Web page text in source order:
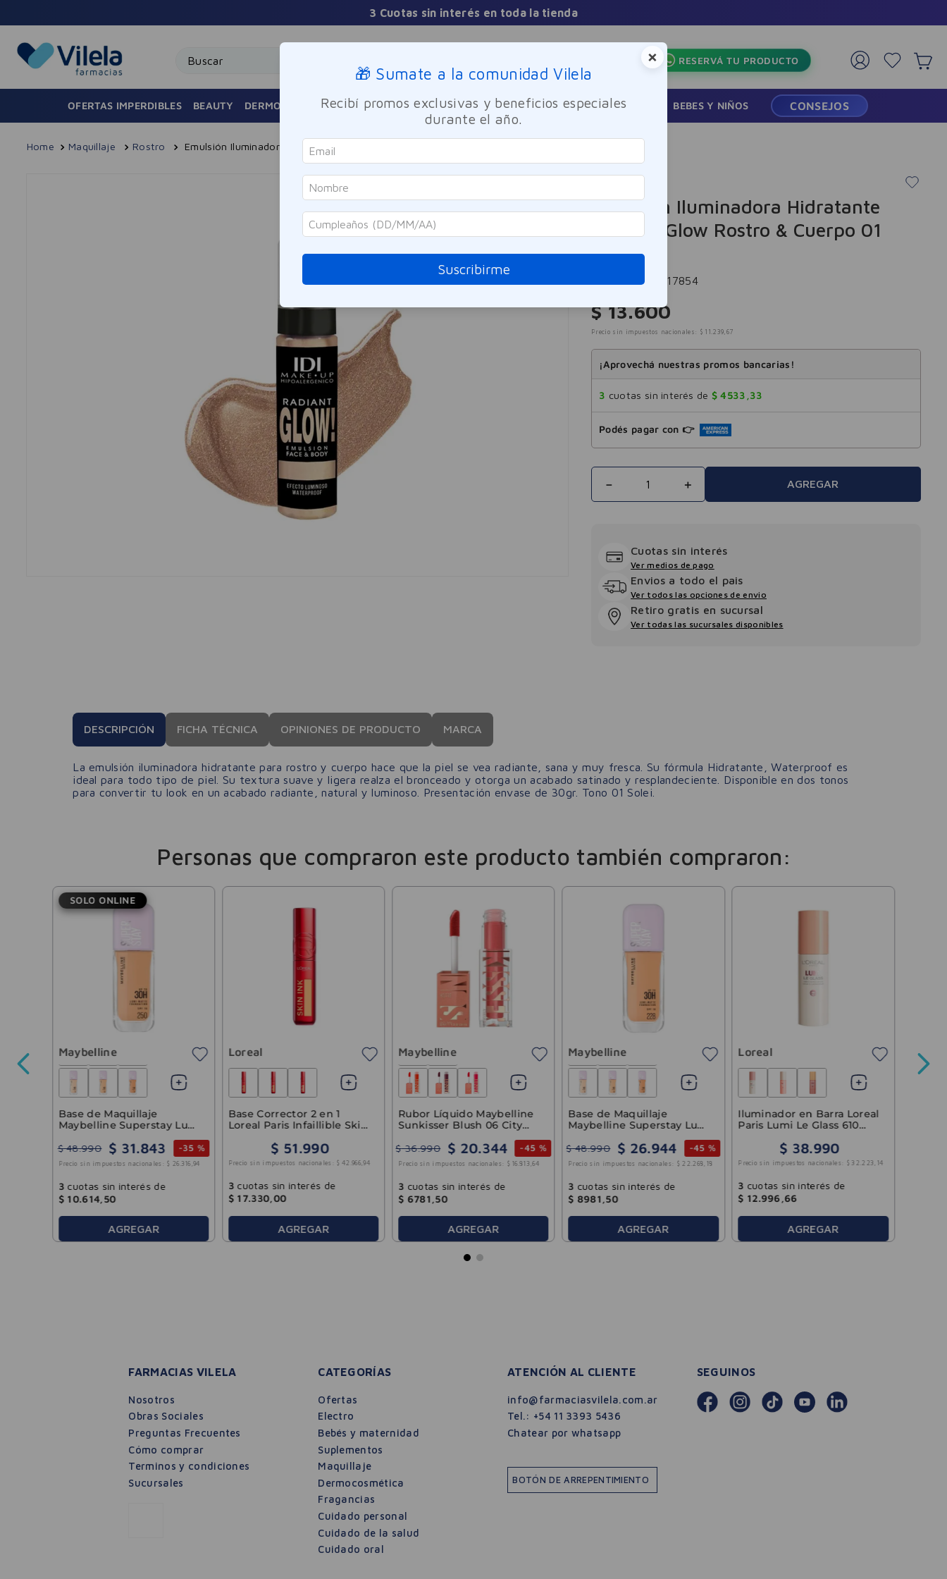
3 Cuotas sin interés en toda la tienda
RESERVÁ TU PRODUCTO
OFERTAS IMPERDIBLES BEAUTY DERMOCOSMÉTICA FRAGANCIAS CUIDADO PERSONAL BIENESTAR Y FARMACIA BEBES Y NIÑOS CONSEJOS
Maquillaje Rostro Emulsión Iluminadora Hidratante Radiant Glow Rostro & Cuerpo 01 Solei
IDI
Emulsión Iluminadora Hidratante
Radiant Glow Rostro & Cuerpo 01
Solei
Referencia -317854
$ 13.600
Precio sin impuestos nacionales: $ 11 .239, 67
¡Aprovechá nuestras promos bancarias!
3 cuotas sin interés de $ 4533 ,33
Podés pagar con 👉
＋
－ AGREGAR
Cuotas sin interés
Ver medios de pago
Envios a todo el pais
Ver todos las opciones de envio
Retiro gratis en sucursal
Ver todas las sucursales disponibles
DESCRIPCIÓN FICHA TÉCNICA OPINIONES DE PRODUCTO MARCA
La emulsión iluminadora hidratante para rostro y cuerpo hace que la piel se vea radiante, sana y muy fresca. Su fórmula Hidratante, Waterproof es
ideal para todo tipo de piel. Su textura suave y ligera realza el bronceado y otorga un acabado satinado y resplandeciente. Disponible en dos tonos
para convertir tu look en un acabado radiante, natural y luminoso. Presentación envase de 30gr. Tono 01 Solei.
Personas que compraron este producto también compraron:
30 %
SOLO ONLINE
Maybelline
Base de Maquillaje
Maybelline Superstay Lumi
$ 48.990 $ 31.843 -35 %
Precio sin impuestos nacionales: $ 26 316 ,94
3 cuotas sin interés de
$ 10.614, 50
AGREGAR
Loreal
Base Corrector 2 en 1
Loreal Paris Infaillible Skin
$ 51.990
Precio sin impuestos nacionales: $ 42 .966,94
3 cuotas sin interés de
$ 17.330,00
AGREGAR
Maybelline
Rubor Líquido Maybelline
Sunkisser Blush 06 City
$ 36.990 $ 20.344 -45 %
Precio sin impuestos nacionales: $ 16 .813 ,64
3 cuotas sin interés de
$ 6781 50
AGREGAR
Maybelline
Base de Maquillaje
Maybelline Superstay Lumi
$ 48.990 $ 26.944 -45 %
Precio sin impuestos nacionales: $ 22 268 18
3 cuotas sin interés de
$ 8981 50
AGREGAR
Loreal
Iluminador en Barra Loreal
Paris Lumi Le Glass 610
$ 38.990
Precio sin impuestos nacionales: $ 32 .223 , 14
3 cuotas sin interés de
$ 12.996,66
AGREGAR
FARMACIAS VILELA
Nosotros
Obras Sociales
Preguntas Frecuentes
Cómo comprar
Terminos y condiciones
Sucursales
CATEGORÍAS
Ofertas
Electro
Bebés y maternidad
Suplementos
Maquillaje
Dermocosmética
Fragancias
Cuidado personal
Cuidado de la salud
Cuidado oral
ATENCIÓN AL CLIENTE
info@farmaciasvilela.com.ar
Tel.: +54 11 3393 5436
Chatear por whatsapp
BOTÓN DE ARREPENTIMIENTO
SEGUINOS
×
🎁 Sumate a la comunidad Vilela
Recibí promos exclusivas y beneficios especiales
durante el año.
Suscribirme